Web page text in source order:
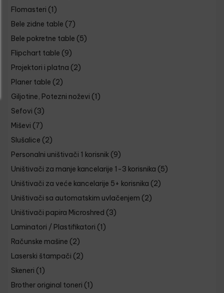
Flomasteri (1)
Bele zidne table (7)
Bele pokretne table (5)
Flipchart table (9)
Projektori i platna (2)
Planer table (2)
Giljotine, Potezni noževi (1)
Sefovi (3)
Miševi (7)
Slušalice (2)
Personalni uništivači 1 korisnik (9)
Uništivači za manje kancelarije 1-3 korisnika (5)
Uništivači za veće kancelarije 5+ korisnika (2)
Uništivači sa automatskim uvlačenjem (2)
Uništivači papira Microshred (3)
Laminatori / Plastifikatori (1)
Računske mašine (2)
Laserski štampači (2)
Skeneri (1)
Brother original toneri (1)